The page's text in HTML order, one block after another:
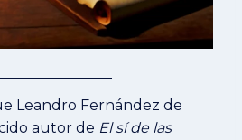
Leandro Fernández de
autor de El sí de las